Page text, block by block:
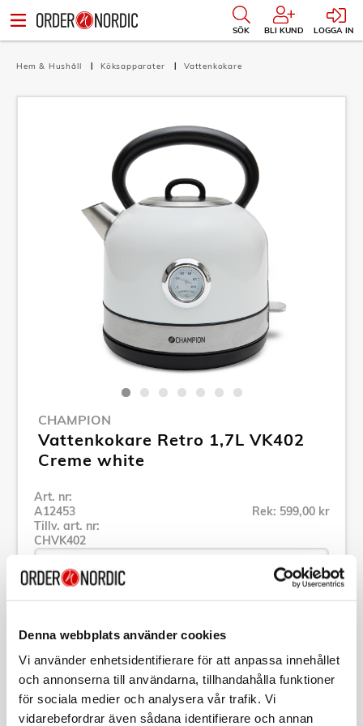
Denna webbplats använder cookies
Vi använder enhetsidentifierare för att anpassa innehållet
och annonserna till användarna, tillhandahålla funktioner
för sociala medier och analysera vår trafik. Vi
vidarebefordrar även sådana identifierare och annan
SÖK BLI KUND LOGGA IN
Hem & Hushåll Köksapparater Vattenkokare
CHAMPION
Vattenkokare Retro 1,7L VK402
Creme white
Art. nr:
A12453
Tillv. art. nr:
CHVK402
Rek: 599,00 kr
Se alla produkter inom Champion
Specifikation
Beskrivning